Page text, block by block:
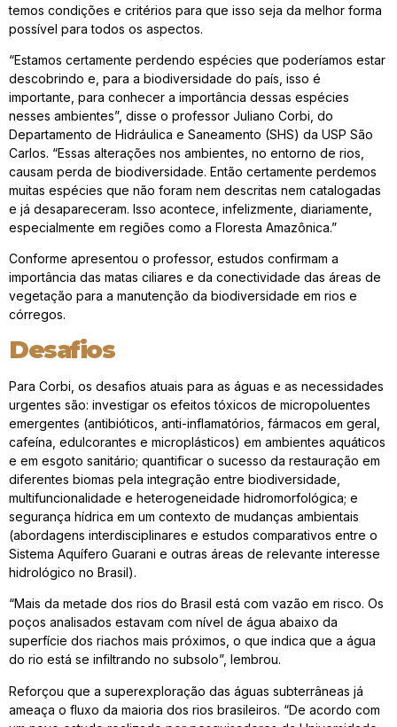
temos condições e critérios para que isso seja da melhor forma
possível para todos os aspectos.
“Estamos certamente perdendo espécies que poderíamos estar
descobrindo e, para a biodiversidade do país, isso é
importante, para conhecer a importância dessas espécies
nesses ambientes”, disse o professor Juliano Corbi, do
Departamento de Hidráulica e Saneamento (SHS) da USP São
Carlos. “Essas alterações nos ambientes, no entorno de rios,
causam perda de biodiversidade. Então certamente perdemos
muitas espécies que não foram nem descritas nem catalogadas
e já desapareceram. Isso acontece, infelizmente, diariamente,
especialmente em regiões como a Floresta Amazônica.”
Conforme apresentou o professor, estudos confirmam a
importância das matas ciliares e da conectividade das áreas de
vegetação para a manutenção da biodiversidade em rios e
córregos.
Desafios
Para Corbi, os desafios atuais para as águas e as necessidades
urgentes são: investigar os efeitos tóxicos de micropoluentes
emergentes (antibióticos, anti-inflamatórios, fármacos em geral,
cafeína, edulcorantes e microplásticos) em ambientes aquáticos
e em esgoto sanitário; quantificar o sucesso da restauração em
diferentes biomas pela integração entre biodiversidade,
multifuncionalidade e heterogeneidade hidromorfológica; e
segurança hídrica em um contexto de mudanças ambientais
(abordagens interdisciplinares e estudos comparativos entre o
Sistema Aquífero Guarani e outras áreas de relevante interesse
hidrológico no Brasil).
“Mais da metade dos rios do Brasil está com vazão em risco. Os
poços analisados estavam com nível de água abaixo da
superfície dos riachos mais próximos, o que indica que a água
do rio está se infiltrando no subsolo”, lembrou.
Reforçou que a superexploração das águas subterrâneas já
ameaça o fluxo da maioria dos rios brasileiros. “De acordo com